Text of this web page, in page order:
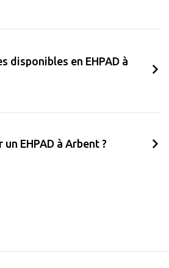
disponibles en EHPAD à
EHPAD à Arbent ?